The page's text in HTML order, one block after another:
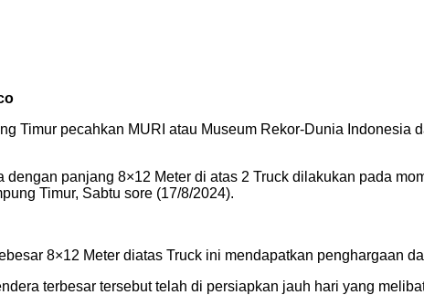
Timur pecahkan MURI atau Museum Rekor-Dunia
dengan panjang 8×12 Meter di atas 2 Truck dilakukan pada
Timur, Sabtu sore (17/8/2024).
8×12 Meter diatas Truck ini mendapatkan penghargaan
terbesar tersebut telah di persiapkan jauh hari yang